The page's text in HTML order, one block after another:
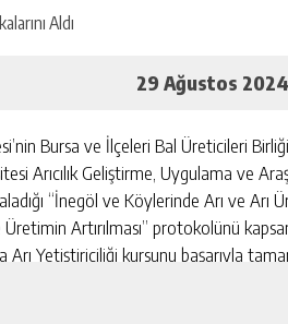
29 Ağustos
Bursa ve İlçeleri Bal Üreticileri
Arıcılık Geliştirme, Uygulama ve
“İnegöl ve Köylerinde Arı ve Arı
Artırılması” protokolünü
Arı Yetiştiriciliği kursunu başarıyla